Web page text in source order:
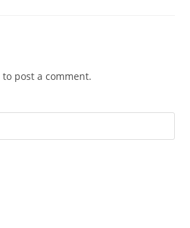
to post a comment.